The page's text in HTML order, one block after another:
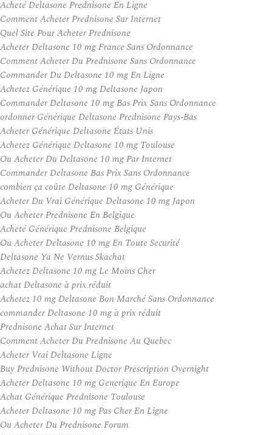
Acheté Deltasone Prednisone En Ligne
Comment Acheter Prednisone Sur Internet
Quel Site Pour Acheter Prednisone
Acheter Deltasone 10 mg France Sans Ordonnance
Comment Acheter Du Prednisone Sans Ordonnance
Commander Du Deltasone 10 mg En Ligne
Achetez Générique 10 mg Deltasone Japon
Commander Deltasone 10 mg Bas Prix Sans Ordonnance
ordonner Générique Deltasone Prednisone Pays-Bas
Acheter Générique Deltasone États Unis
Achetez Générique Deltasone 10 mg Toulouse
Ou Acheter Du Deltasone 10 mg Par Internet
Commander Deltasone Bas Prix Sans Ordonnance
combien ça coûte Deltasone 10 mg Générique
Acheter Du Vrai Générique Deltasone 10 mg Japon
Ou Acheter Prednisone En Belgique
Acheté Générique Prednisone Belgique
Ou Acheter Deltasone 10 mg En Toute Securité
Deltasone Ya Ne Vernus Skachat
Achetez Deltasone 10 mg Le Moins Cher
achat Deltasone à prix réduit
Achetez 10 mg Deltasone Bon Marché Sans Ordonnance
commander Deltasone 10 mg à prix réduit
Prednisone Achat Sur Internet
Comment Acheter Du Prednisone Au Quebec
Acheter Vrai Deltasone Ligne
Buy Prednisone Without Doctor Prescription Overnight
Acheter Deltasone 10 mg Generique En Europe
Achat Générique Prednisone Toulouse
Acheter Deltasone 10 mg Pas Cher En Ligne
Ou Acheter Du Prednisone Forum